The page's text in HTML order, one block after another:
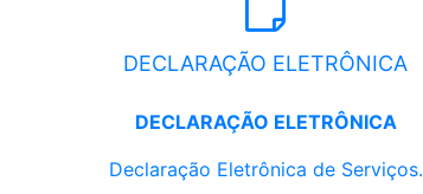
DECLARAÇÃO ELETRÔNICA
DECLARAÇÃO ELETRÔNICA
Declaração Eletrônica de Serviços.